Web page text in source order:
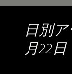
日別ア
月22日